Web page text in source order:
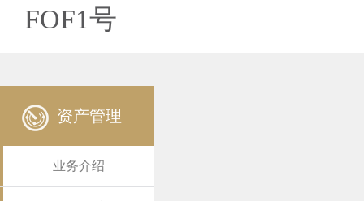
FOF1号
资产管理
业务介绍